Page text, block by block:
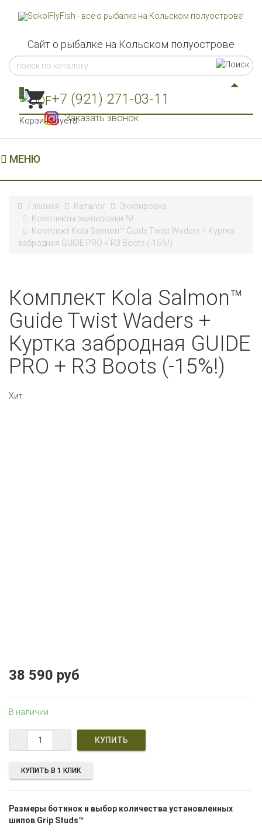
Сайт о рыбалке на Кольском полуострове
+7 (921) 271-03-11
Заказать звонок
0
Корзина пуста
МЕНЮ
Главная Каталог
Экипировка
Комплекты экипировки %!
Комплект Kola Salmon™ Guide Twist Waders + Куртка
забродная GUIDE PRO + R3 Boots (-15%!)
Комплект Kola Salmon™
Guide Twist Waders +
Куртка забродная GUIDE
PRO + R3 Boots (-15%!)
Хит
38 590 руб
В наличии
Размеры ботинок и выбор количества установленных
шипов Grip Studs™
КУПИТЬ В 1 КЛИК